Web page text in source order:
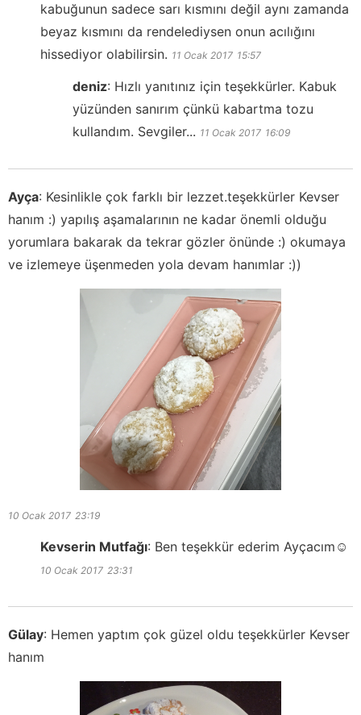
kabuğunun sadece sarı kısmını değil aynı zamanda
beyaz kısmını da rendelediysen onun acılığını
hissediyor olabilirsin. 11 Ocak 2017 15:57
deniz: Hızlı yanıtınız için teşekkürler. Kabuk
yüzünden sanırım çünkü kabartma tozu
kullandım. Sevgiler... 11 Ocak 2017 16:09
Ayça: Kesinlikle çok farklı bir lezzet.teşekkürler Kevser
hanım :) yapılış aşamalarının ne kadar önemli olduğu
yorumlara bakarak da tekrar gözler önünde :) okumaya
ve izlemeye üşenmeden yola devam hanımlar :))
10 Ocak 2017 23:19
Kevserin Mutfağı: Ben teşekkür ederim Ayçacım☺️
10 Ocak 2017 23:31
Gülay: Hemen yaptım çok güzel oldu teşekkürler Kevser
hanım